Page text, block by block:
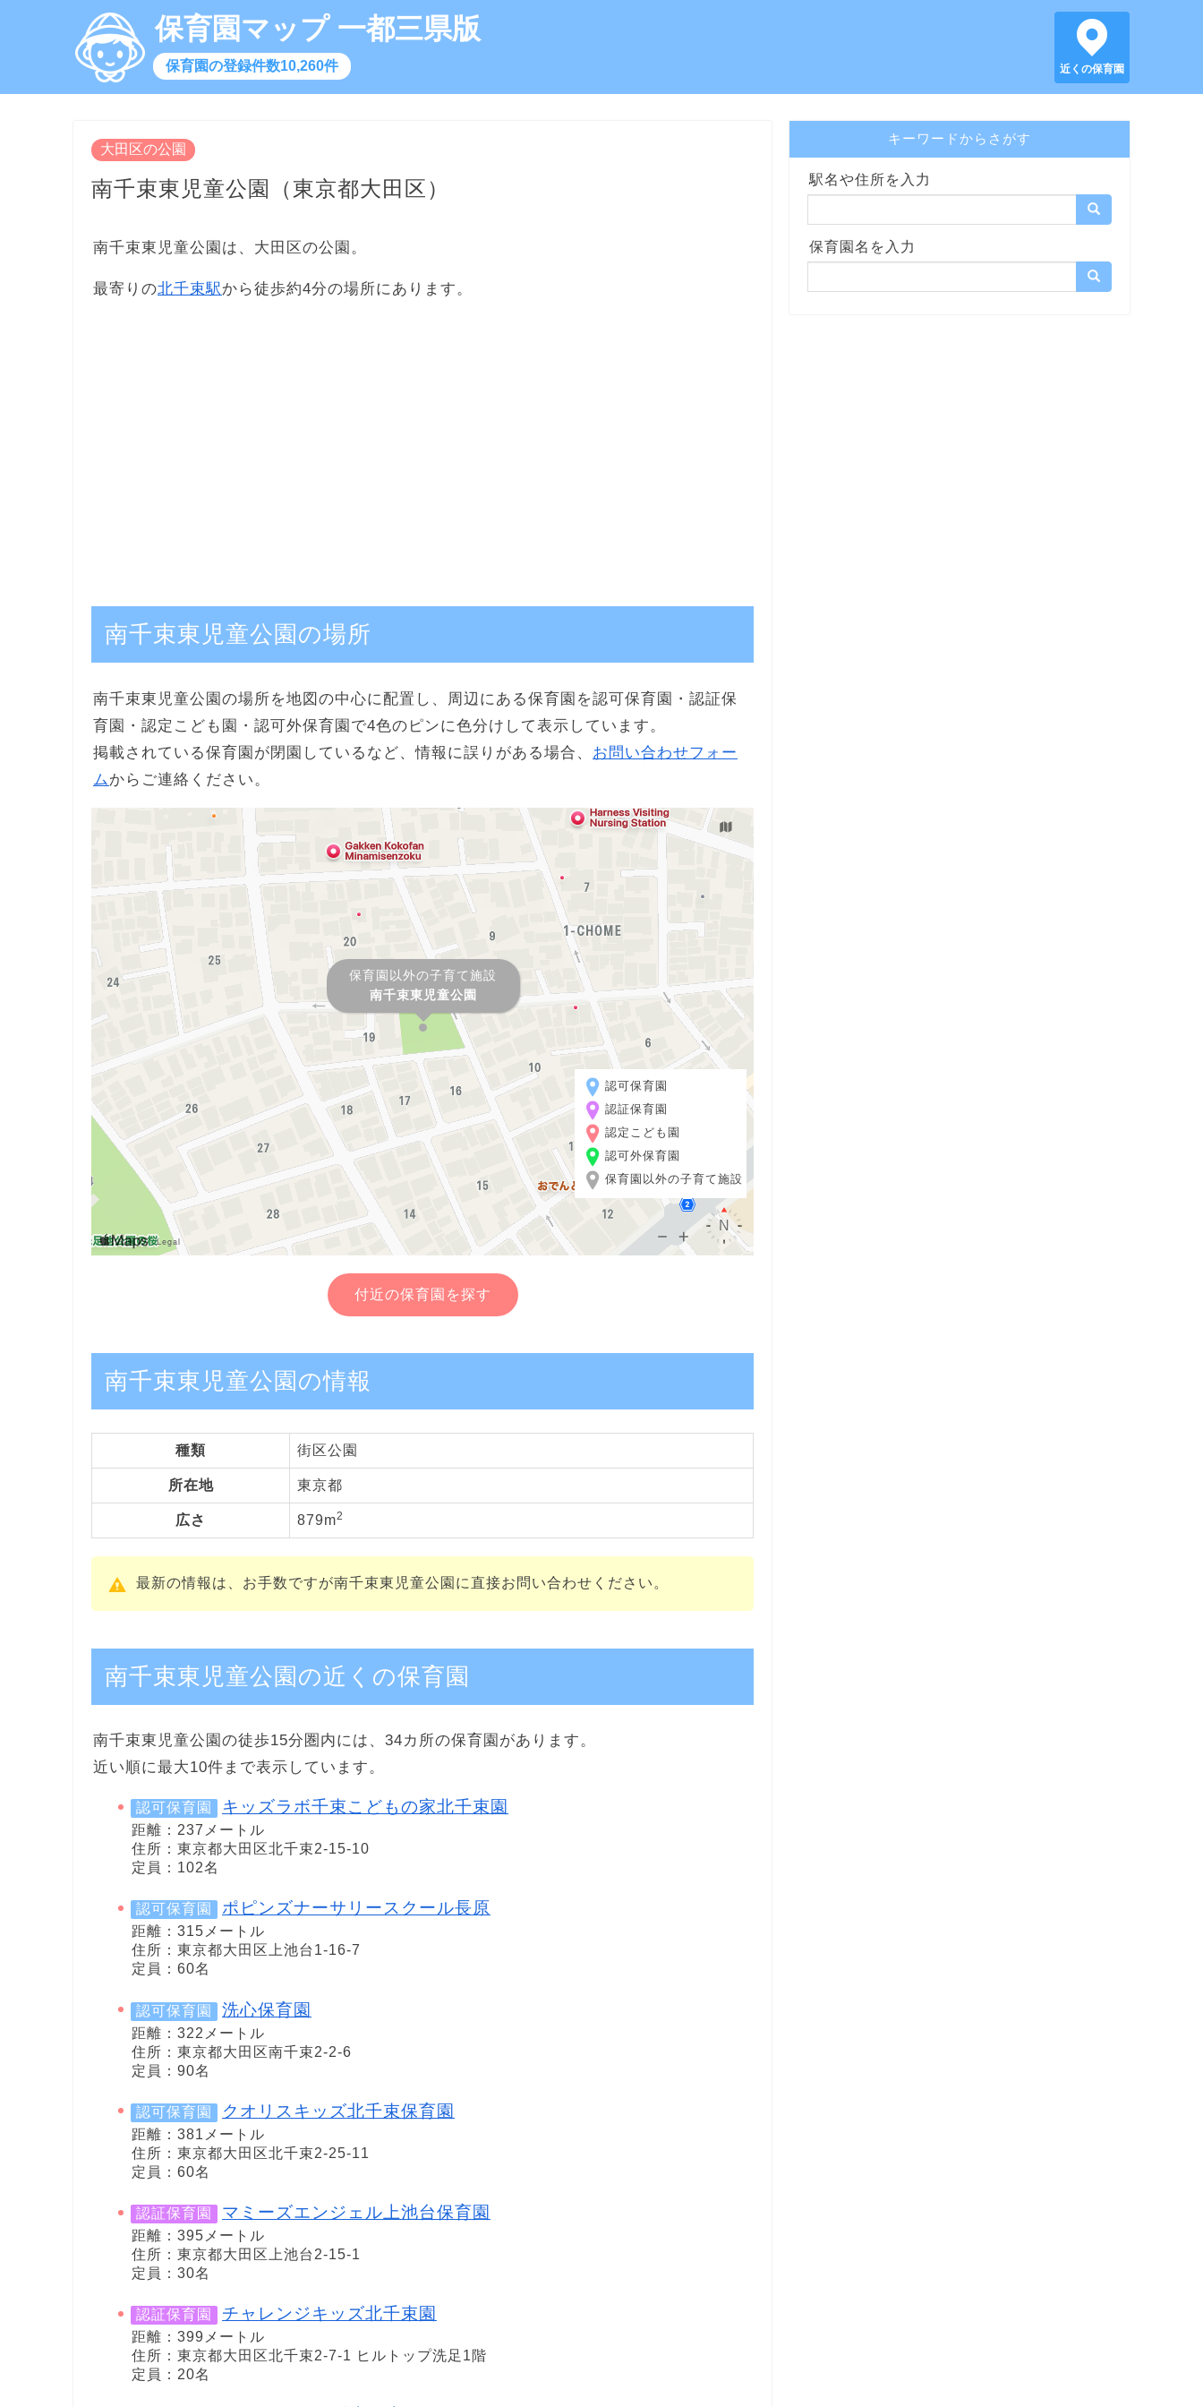
保育園マップ 一都三県版
保育園の登録件数10,260件 近くの保育園
大田区の公園
南千束東児童公園（東京都大田区）
南千束東児童公園は、大田区の公園。
最寄りの北千束駅から徒歩約4分の場所にあります。
南千束東児童公園の場所
南千束東児童公園の場所を地図の中心に配置し、周辺にある保育園を認可保育園・認証保
育園・認定こども園・認可外保育園で4色のピンに色分けして表示しています。
掲載されている保育園が閉園しているなど、情報に誤りがある場合、 お問い合わせフォー
ム からご連絡ください。
保育園以外の子育て施設
南千束東児童公園
認可保育園
認証保育園
認定こども園
認可外保育園
保育園以外の子育て施設
付近の保育園を探す
南千束東児童公園の情報
種類 街区公園
所在地 東京都
広さ 879m2
最新の情報は、お手数ですが南千束東児童公園に直接お問い合わせください。
南千束東児童公園の近くの保育園
南千束東児童公園の徒歩15分圏内には、34カ所の保育園があります。
近い順に最大10件まで表示しています。
認可保育園 キッズラボ千束こどもの家北千束園
距離：237メートル
住所：東京都大田区北千束2-15-10
定員：102名
認可保育園 ポピンズナーサリースクール長原
距離：315メートル
住所：東京都大田区上池台1-16-7
定員：60名
認可保育園 洗心保育園
距離：322メートル
住所：東京都大田区南千束2-2-6
定員：90名
認可保育園 クオリスキッズ北千束保育園
距離：381メートル
住所：東京都大田区北千束2-25-11
定員：60名
認証保育園 マミーズエンジェル上池台保育園
距離：395メートル
住所：東京都大田区上池台2-15-1
定員：30名
認証保育園 チャレンジキッズ北千束園
距離：399メートル
住所：東京都大田区北千束2-7-1 ヒルトップ洗足1階
定員：20名
キーワードからさがす
駅名や住所を入力
保育園名を入力